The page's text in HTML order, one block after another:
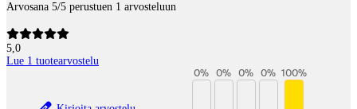
Arvosana 5/5 perustuen 1 arvosteluun
5,0
Lue 1 tuotearvostelu
0% 0% 0% 0% 100%